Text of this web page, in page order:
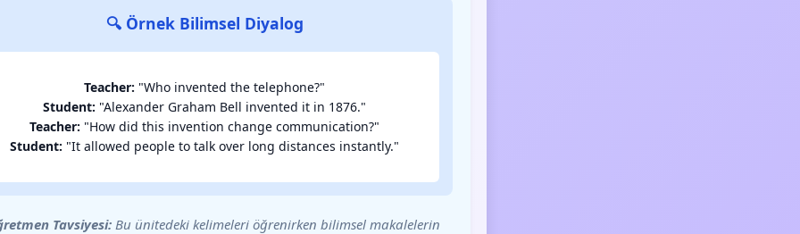
🔍 Örnek Bilimsel Diyalog
Teacher: "Who invented the telephone?"
Student: "Alexander Graham Bell invented it in 1876."
Teacher: "How did this invention change communication?"
Student: "It allowed people to talk over long distances instantly."
Tavsiyesi: Bu ünitedeki kelimeleri öğrenirken bilimsel makalelerin